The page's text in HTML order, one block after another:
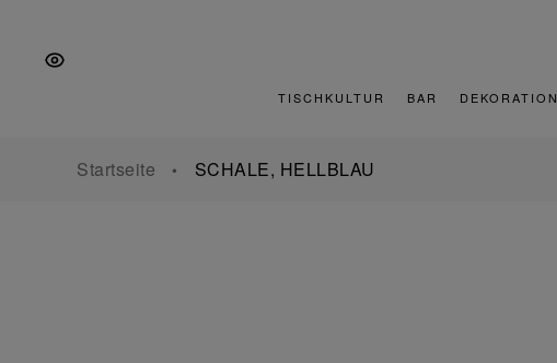
springen
springen
springen
TISCHKULTUR BAR DEKORATION
Startseite SCHALE, HELLBLAU